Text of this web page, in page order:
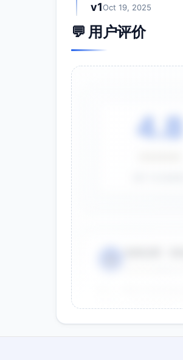
v1Oct 19, 2025
💬 用户评价
4.8